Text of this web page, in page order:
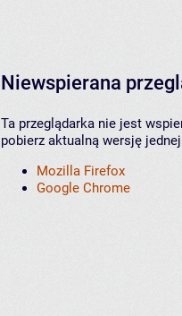
Niewspierana
Ta przeglądarka nie jest
pobierz aktualną wersję
Mozilla Firefox
Google Chrome